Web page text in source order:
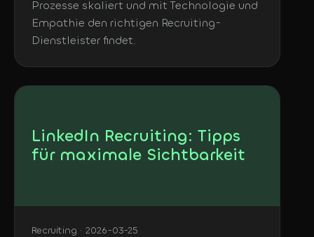
Prozesse skaliert und mit Technologie und
Empathie den richtigen Recruiting-
Dienstleister findet.
LinkedIn Recruiting: Tipps
für maximale Sichtbarkeit
Recruiting · 2026-03-25